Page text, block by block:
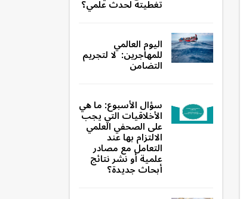
تغطيته لحدث علمي؟
اليوم العالمي
للمهاجرين: لا لتجريم
التضامن
سؤال الأسبوع: ما هي
الأخلاقيات التي يجب
على الصحفي العلمي
الالتزام بها عند
التعامل مع مصادر
علمية أو نشر نتائج
أبحاث جديدة؟